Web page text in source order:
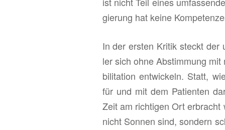
gie­rung hat keine
In der ers­ten Kri­tik steckt
ler sich ohne Ab­stim­mung
bi­li­ta­ti­on ent­wi­ckeln. Statt,
für und mit dem Pa­ti­en­ten
Zeit am rich­ti­gen Ort
nicht Son­nen sind, son­dern